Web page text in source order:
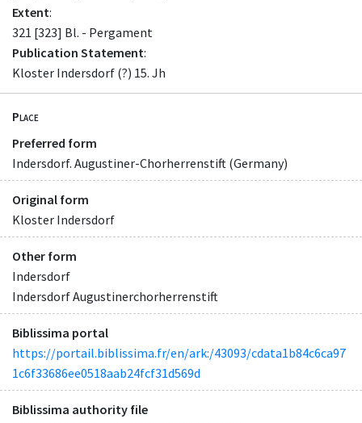
Extent:
321 [323] Bl. - Pergament
Publication Statement:
Kloster Indersdorf (?) 15. Jh
Place
Preferred form
Indersdorf. Augustiner-Chorherrenstift (Germany)
Original form
Kloster Indersdorf
Other form
Indersdorf
Indersdorf Augustinerchorherrenstift
Biblissima portal
https://portail.biblissima.fr/en/ark:/43093/cdata1b84c6ca97
1c6f33686ee0518aab24fcf31d569d
Biblissima authority file